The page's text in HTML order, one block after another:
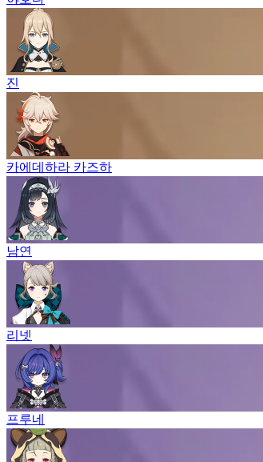
진
카에데하라 카즈하
남연
리넷
프루네